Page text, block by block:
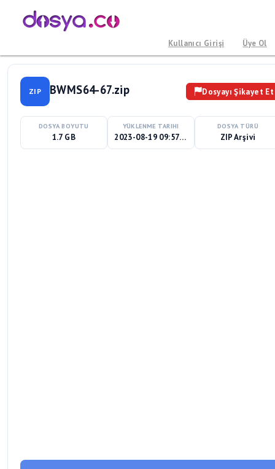
Kullanıcı Girişi Üye Ol
ZIP BWMS64-67.zip Dosyayı Şikayet Et
DOSYA BOYUTU
1.7 GB
YÜKLENME TARIHI
2023-08-19 09:57:03
DOSYA TÜRÜ
ZIP Arşivi